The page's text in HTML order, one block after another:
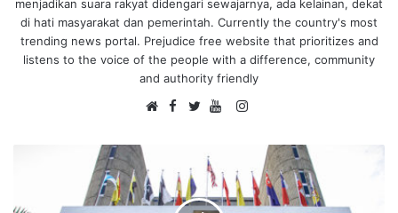
menjadikan suara rakyat didengari sewajarnya, ada kelainan, dekat
di hati masyarakat dan pemerintah. Currently the country's most
trending news portal. Prejudice free website that prioritizes and
listens to the voice of the people with a difference, community
and authority friendly
s
i
F
e
b
o t
T
u
I
a
g